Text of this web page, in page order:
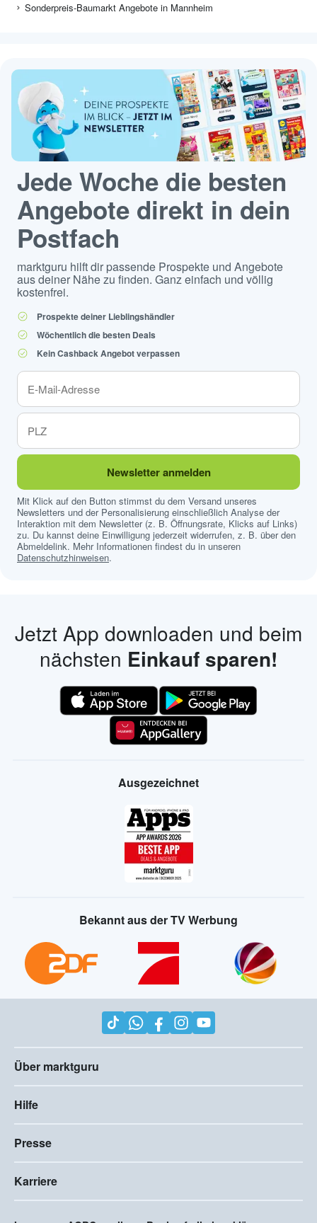
Sonderpreis-Baumarkt Angebote in Mannheim
Jede Woche die besten
Angebote direkt in dein
Postfach
marktguru hilft dir passende Prospekte und Angebote
aus deiner Nähe zu finden. Ganz einfach und völlig
kostenfrei.
Prospekte deiner Lieblingshändler
Wöchentlich die besten Deals
Kein Cashback Angebot verpassen
Newsletter anmelden
Mit Klick auf den Button stimmst du dem Versand unseres
Newsletters und der Personalisierung einschließlich Analyse der
Interaktion mit dem Newsletter (z. B. Öffnungsrate, Klicks auf Links)
zu. Du kannst deine Einwilligung jederzeit widerrufen, z. B. über den
Abmeldelink. Mehr Informationen findest du in unseren
Datenschutzhinweisen.
Jetzt App downloaden und beim
nächsten Einkauf sparen!
Ausgezeichnet
Bekannt aus der TV Werbung
Über marktguru
Hilfe
Presse
Karriere